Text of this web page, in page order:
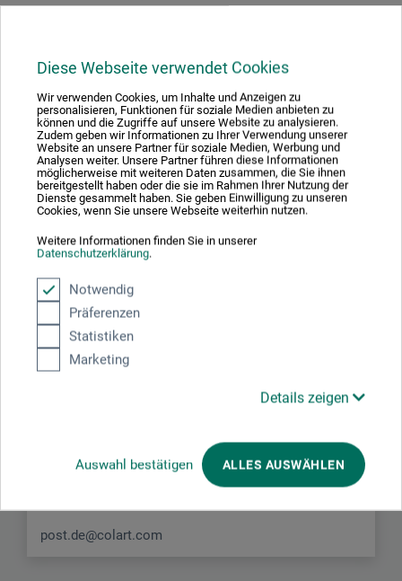
Diese Webseite verwendet Cookies
Wir verwenden Cookies, um Inhalte und Anzeigen zu
personalisieren, Funktionen für soziale Medien anbieten zu
können und die Zugriffe auf unsere Website zu analysieren.
Zudem geben wir Informationen zu Ihrer Verwendung unserer
Website an unsere Partner für soziale Medien, Werbung und
Analysen weiter. Unsere Partner führen diese Informationen
möglicherweise mit weiteren Daten zusammen, die Sie ihnen
bereitgestellt haben oder die sie im Rahmen Ihrer Nutzung der
Dienste gesammelt haben. Sie geben Einwilligung zu unseren
Cookies, wenn Sie unsere Webseite weiterhin nutzen.
Weitere Informationen finden Sie in unserer
Datenschutzerklärung.
Notwendig
Präferenzen
Statistiken
Marketing
Details zeigen
Auswahl bestätigen ALLES AUSWÄHLEN
tørrer op i en silkemat overflade og har op til 20 %
længere potlife. Med sin glatte, smørlignende konsistens
bevarer farven pensel- og paletstrøg. Dermed kan der
også skabes impasto-effekter. Tuben er forsynet med en
original farvestribe, der angiver indholdets farvetone,
dækkeevne og finish.
Producent-kontakt
Her finder du producentens kontaktoplysninger for dette
63477 Maintal
post.de@colart.com